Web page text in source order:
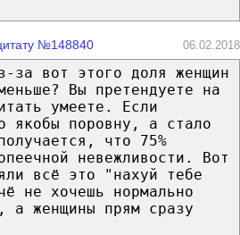
№148840 06.02.2018
за вот этого доля женщин
Вы претендуете на
умеете. Если
якобы поровну, а стало
что 75%
невежливости. Вот
всё это "нахуй тебе
не хочешь нормально
а женщины прям сразу